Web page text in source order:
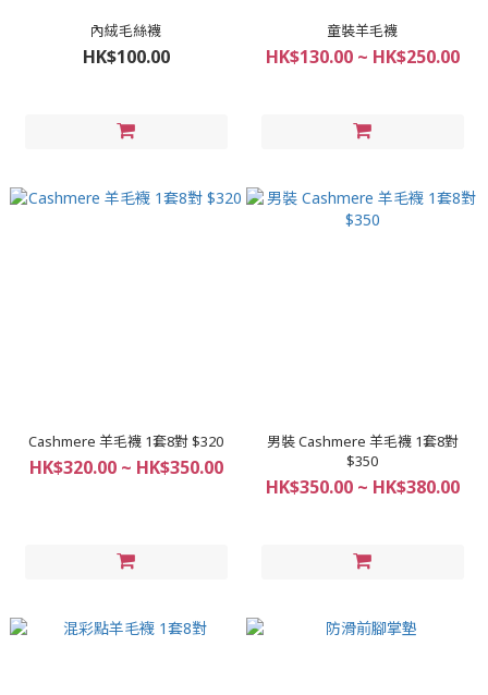
內絨毛絲襪
HK$100.00
童裝羊毛襪
HK$130.00 ~ HK$250.00
Cashmere 羊毛襪 1套8對 $320
HK$320.00 ~ HK$350.00
男裝 Cashmere 羊毛襪 1套8對
$350
HK$350.00 ~ HK$380.00